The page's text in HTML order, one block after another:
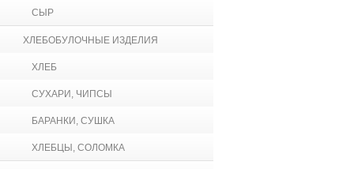
СЫР
ХЛЕБОБУЛОЧНЫЕ ИЗДЕЛИЯ
ХЛЕБ
СУХАРИ, ЧИПСЫ
БАРАНКИ, СУШКА
ХЛЕБЦЫ, СОЛОМКА